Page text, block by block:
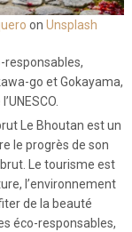
onUnsplash
go et Gokayama,
Le Bhoutan est un
le progrès de son
Le tourisme est
l’environnement
de la beauté
éco-responsables,